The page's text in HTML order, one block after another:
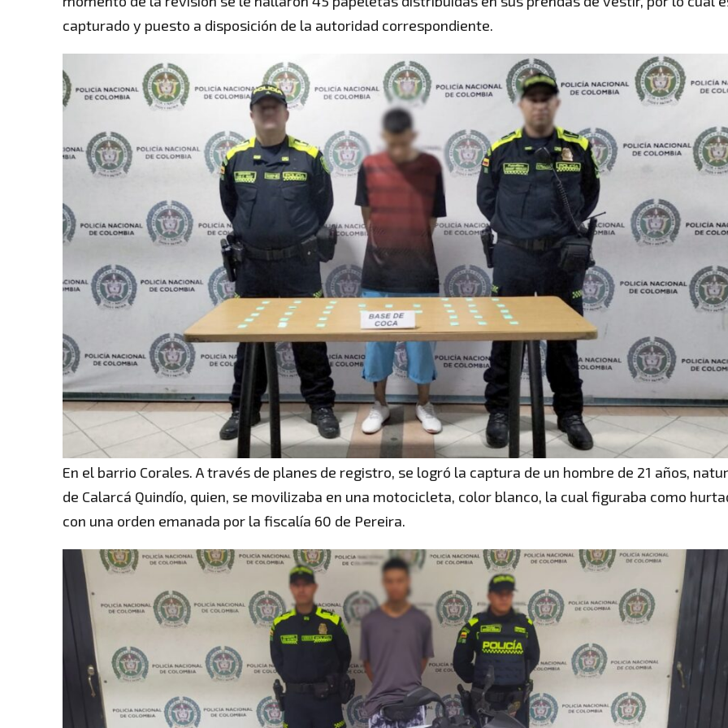
capturado y puesto a disposición de la autoridad correspondiente.
En el barrio Corales. A través de planes de registro, se logró la captura de un hombre de 21 años,
de Calarcá Quindío, quien, se movilizaba en una motocicleta, color blanco, la cual figuraba como
con una orden emanada por la fiscalía 60 de Pereira.